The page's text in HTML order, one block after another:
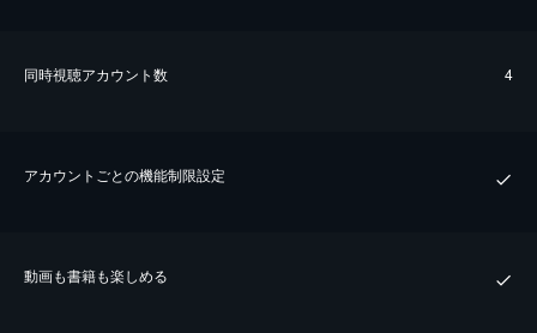
同時視聴アカウント数 4
アカウントごとの機能制限設定
動画も書籍も楽しめる